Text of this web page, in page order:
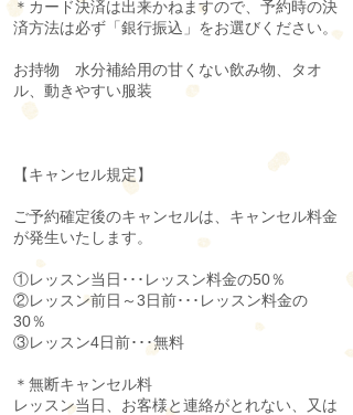
＊カード決済は出来かねますので、予約時の決
済方法は必ず「銀行振込」をお選びください。
お持物 水分補給用の甘くない飲み物、タオ
ル、動きやすい服装
【キャンセル規定】
ご予約確定後のキャンセルは、キャンセル料金
が発生いたします。
①レッスン当日･･･レッスン料金の50％
②レッスン前日～3日前･･･レッスン料金の
30％
③レッスン4日前･･･無料​
＊無断キャンセル料
レッスン当日、お客様と連絡がとれない、又は